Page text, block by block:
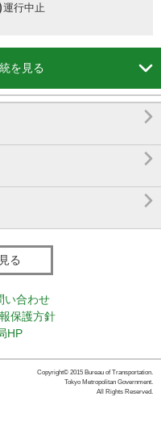
運行中止
を見る 



る
い合わせ
保護方針
HP
Copyright© 2015 Bureau of Transportation.
Tokyo Metropolitan Government.
All Rights Reserved.